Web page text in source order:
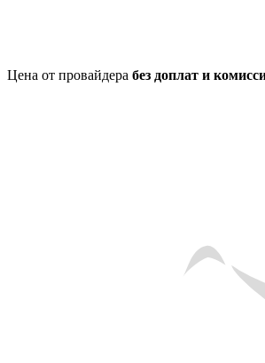
Цена от провайдера без доплат и